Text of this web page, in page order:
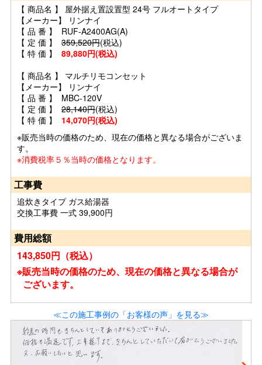
【 商品名 】 屋外据え置設置型 24号 フルオートタイプ
【メーカー】 リンナイ
【 品 番 】 RUF-A2400AG(A)
【 定 価 】 359,520円(税込)
【 特 価 】 89,880円(税込)
【 商品名 】 マルチリモコンセット
【メーカー】 リンナイ
【 品 番 】 MBC-120V
【 定 価 】 28,140円(税込)
【 特 価 】 14,070円(税込)
※販売当時の価格のため、現在の価格と異なる場合がございま
す。
※消費税率５％当時の価格となります。
工事費
追炊きタイプ ガス給湯器
交換工事費 一式 39,900円
費用総額
143,850円（税込）
※販売当時の価格のため、現在の価格と異なる場合が
ございます。
≪この施工事例の「お客様の声」を見る≫